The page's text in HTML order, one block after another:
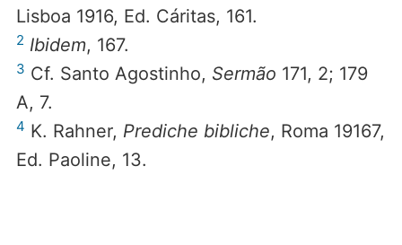
Lisboa 1916, Ed. Cáritas, 161.
2 Ibidem, 167.
3 Cf. Santo Agostinho, Sermão 171, 2; 179
A, 7.
4 K. Rahner, Prediche bibliche, Roma 19167,
Ed. Paoline, 13.